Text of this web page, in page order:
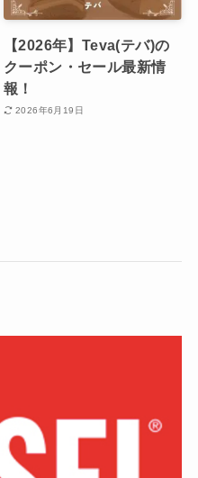
【2026年】Teva(テバ)の
クーポン・セール最新情
報！
2026年6月19日